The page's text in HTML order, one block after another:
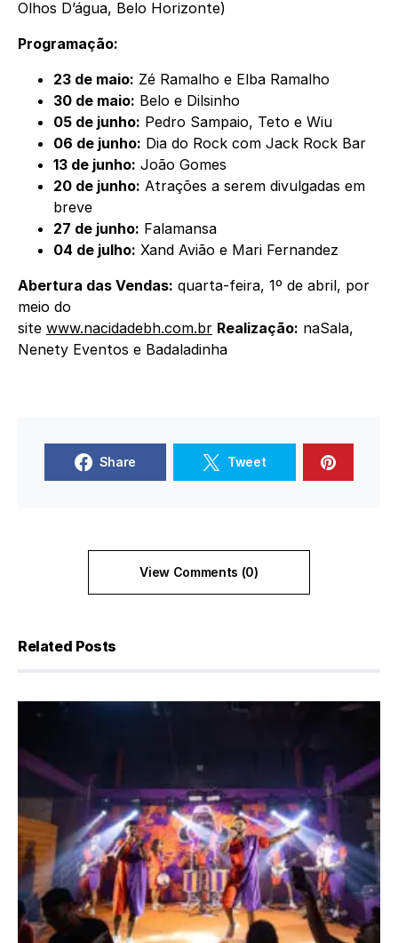
Olhos D’água, Belo Horizonte)
Programação:
23 de maio: Zé Ramalho e Elba Ramalho
30 de maio: Belo e Dilsinho
05 de junho: Pedro Sampaio, Teto e Wiu
06 de junho: Dia do Rock com Jack Rock Bar
13 de junho: João Gomes
20 de junho: Atrações a serem divulgadas em
breve
27 de junho: Falamansa
04 de julho: Xand Avião e Mari Fernandez
Abertura das Vendas: quarta-feira, 1º de abril, por
meio do
site www.nacidadebh.com.br Realização: naSala,
Nenety Eventos e Badaladinha
Share Tweet
View Comments (0)
Related Posts